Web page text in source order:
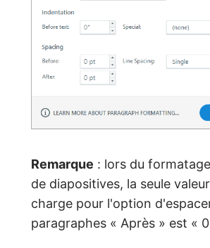
Remarque : lors du
de diapositives, la seule
charge pour l'option
paragraphes « Après » est «